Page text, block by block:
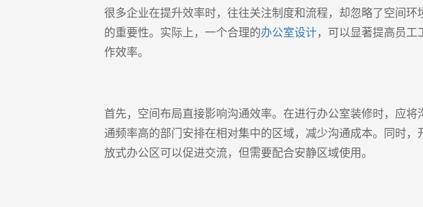
很多企业在提升效率时，往往关注制度和流程，却忽略了空间环
的重要性。实际上，一个合理的办公室设计，可以显著提高员工
作效率。
首先，空间布局直接影响沟通效率。在进行办公室装修时，应将
通频率高的部门安排在相对集中的区域，减少沟通成本。同时，
放式办公区可以促进交流，但需要配合安静区域使用。